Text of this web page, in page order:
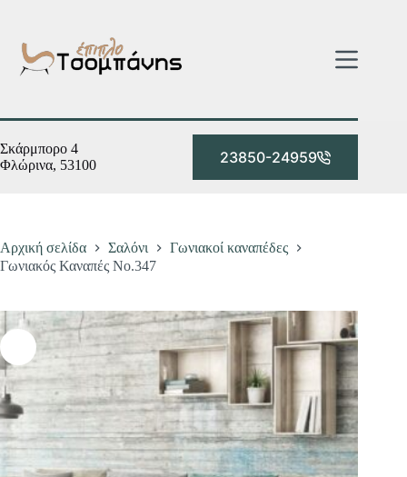
περιεχόμενο
Σκάρμπορο 4
Φλώρινα, 53100
23850-24959
Αρχική σελίδα Σαλόνι
Γωνιακοί καναπέδες
Γωνιακός Καναπές Νο.347